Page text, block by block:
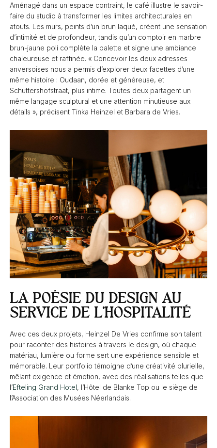
Aménagé dans un espace contraint, le café illustre le savoir-
faire du studio à transformer les limites architecturales en
atouts. Les murs, peints d’un brun laqué, créent une sensation
d’intimité et de profondeur, tandis qu’un comptoir en marbre
brun-jaune poli complète la palette et signe une ambiance
chaleureuse et raffinée. « Concevoir les deux adresses
anversoises nous a permis d’explorer deux facettes d’une
même histoire : Oudaan, dorée et généreuse, et
Schuttershofstraat, plus intime. Toutes deux partagent un
même langage sculptural et une attention minutieuse aux
détails », précisent Tinka Heinzel et Barbara de Vries.
LA POÉSIE DU DESIGN AU
SERVICE DE L’HOSPITALITÉ
Avec ces deux projets, Heinzel De Vries confirme son talent
pour raconter des histoires à travers le design, où chaque
matériau, lumière ou forme sert une expérience sensible et
mémorable. Leur portfolio témoigne d’une créativité plurielle,
mêlant exigence et émotion, avec des réalisations telles que
l’Efteling Grand Hotel, l’Hôtel de Blanke Top ou le siège de
l’Association des Musées Néerlandais.